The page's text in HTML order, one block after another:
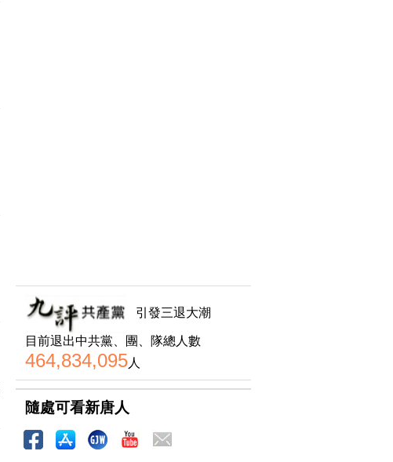
引發三退大潮
目前退出中共黨、團、隊總人數
464,834,095人
隨處可看新唐人